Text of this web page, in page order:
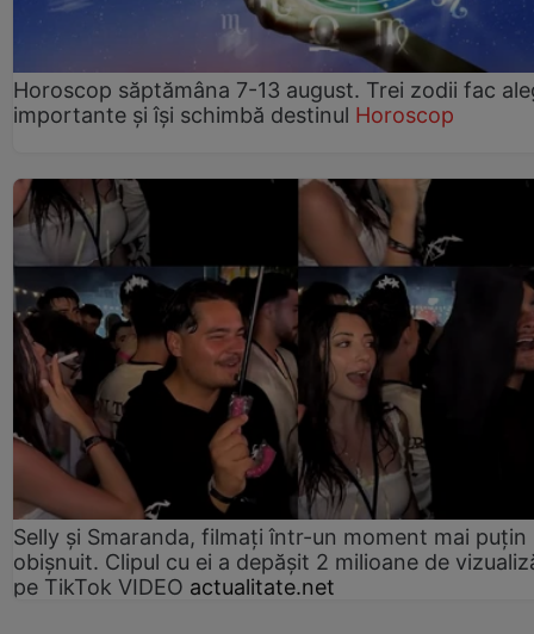
Horoscop săptămâna 7-13 august. Trei zodii fac
importante și își schimbă destinul Horoscop
Selly și Smaranda, filmați într-un moment mai puțin
obișnuit. Clipul cu ei a depășit 2 milioane de
pe TikTok VIDEO actualitate.net